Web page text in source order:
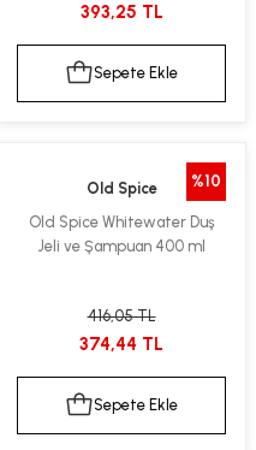
393,25 TL
Sepete Ekle
%10
Old Spice
Old Spice Whitewater Duş
Jeli ve Şampuan 400 ml
416,05 TL
374,44 TL
Sepete Ekle